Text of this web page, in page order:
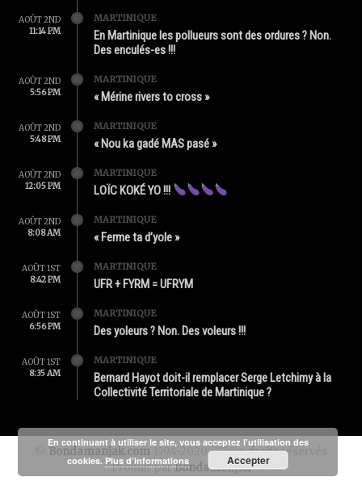
AOÛT 2ND
11:14 PM
MARTINIQUE
En Martinique les pollueurs sont des ordures ? Non.
Des enculés-es !!!
AOÛT 2ND
5:56 PM
MARTINIQUE
« Mérine rivers to cross »
AOÛT 2ND
5:48 PM
MARTINIQUE
« Nou ka gadé MAS pasé »
AOÛT 2ND
12:05 PM
MARTINIQUE
LOÏC KOKÉ YO !!!
AOÛT 2ND
8:08 AM
MARTINIQUE
« Ferme ta d’yole »
AOÛT 1ST
8:42 PM
MARTINIQUE
UFR + FYRM = UFRYM
AOÛT 1ST
6:56 PM
MARTINIQUE
Des yoleurs ? Non. Des voleurs !!!
AOÛT 1ST
8:35 AM
MARTINIQUE
Bernard Hayot doit-il remplacer Serge Letchimy à la
Collectivité Territoriale de Martinique ?
Bondamanjak.com 1994-2020 - Tous droits réservés
Produit parBondamanjak
En continuant à utiliser le site, vous acceptez l’utilisation des
cookies. Plus d’informations Accepter